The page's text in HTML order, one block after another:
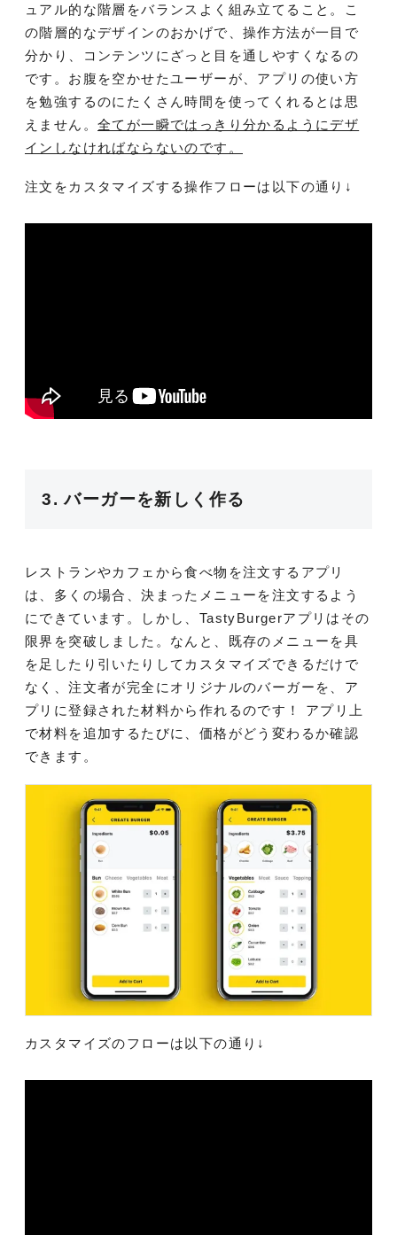
ュアル的な階層をバランスよく組み立てること。こ
の階層的なデザインのおかげで、操作方法が一目で
分かり、コンテンツにざっと目を通しやすくなるの
です。お腹を空かせたユーザーが、アプリの使い方
を勉強するのにたくさん時間を使ってくれるとは思
えません。 全てが一瞬ではっきり分かるようにデザ
インしなければならないのです。
注文をカスタマイズする操作フローは以下の通り↓
3. バーガーを新しく作る
レストランやカフェから食べ物を注文するアプリ
は、多くの場合、決まったメニューを注文するよう
にできています。しかし、TastyBurgerアプリはその
限界を突破しました。なんと、既存のメニューを具
を足したり引いたりしてカスタマイズできるだけで
なく、注文者が完全にオリジナルのバーガーを、ア
プリに登録された材料から作れるのです！ アプリ上
で材料を追加するたびに、価格がどう変わるか確認
できます。
カスタマイズのフローは以下の通り↓